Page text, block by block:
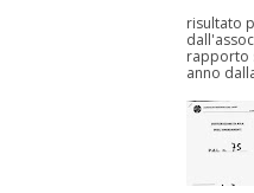
risultato
rapporto
anno